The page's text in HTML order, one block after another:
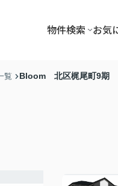
物件検索 お気
覧 Bloom 北区梶尾町9期